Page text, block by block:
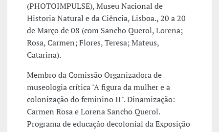
(PHOTOIMPULSE), Museu Nacional de
Historia Natural e da Ciência, Lisboa., 20 a 20
de Março de 08 (com Sancho Querol, Lorena;
Rosa, Carmen; Flores, Teresa; Mateus,
Catarina).
Membro da Comissão Organizadora de
museologia crítica "A figura da mulher e a
colonização do feminino II". Dinamização:
Carmen Rosa e Lorena Sancho Querol.
Programa de educação decolonial da Exposição